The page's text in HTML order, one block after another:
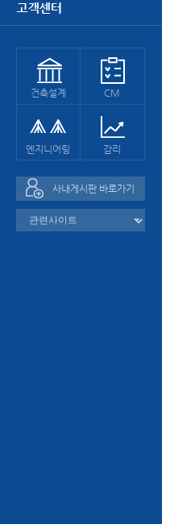
건축설계 CM
엔지니어링 감리
사내게시판 바로가기